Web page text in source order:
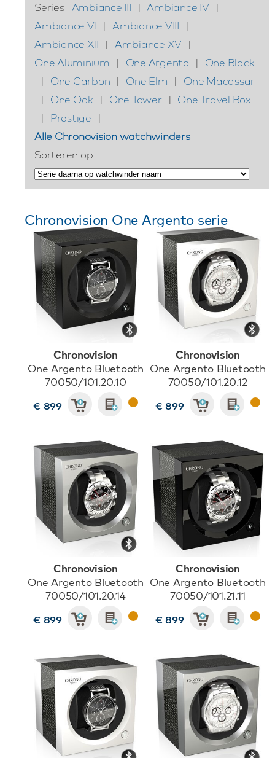
Series Ambiance III | Ambiance IV
|
Ambiance VI | Ambiance VIII
|
Ambiance XII
| Ambiance XV
|
One Aluminium
| One Argento |
One Black
|
One Carbon | One Elm |
One Macassar
|
One Oak | One Tower | One Travel Box
|
Prestige
|
Alle Chronovision watchwinders
Sorteren op
Chronovision One Argento serie
Chronovision
One Argento Bluetooth
70050/101.20.10
€ 899
Chronovision
One Argento Bluetooth
70050/101.20.12
€ 899
Chronovision
One Argento Bluetooth
70050/101.20.14
€ 899
Chronovision
One Argento Bluetooth
70050/101.21.11
€ 899